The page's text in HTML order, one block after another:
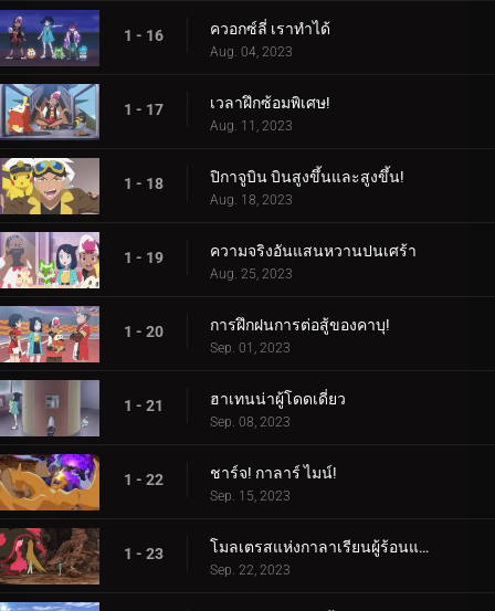
1 - 16 ควอกซ์ลี่ เราทำได้
Aug. 04, 2023
1 - 17 เวลาฝึกซ้อมพิเศษ!
Aug. 11, 2023
1 - 18 ปิกาจูบิน บินสูงขึ้นและสูงขึ้น!
Aug. 18, 2023
1 - 19 ความจริงอันแสนหวานปนเศร้า
Aug. 25, 2023
1 - 20 การฝึกฝนการต่อสู้ของคาบุ!
Sep. 01, 2023
1 - 21 ฮาเทนน่าผู้โดดเดี่ยว
Sep. 08, 2023
1 - 22 ชาร์จ! กาลาร์ ไมน์!
Sep. 15, 2023
1 - 23 โมลเตรสแห่งกาลาเรียนผู้ร้อนแรง
Sep. 22, 2023